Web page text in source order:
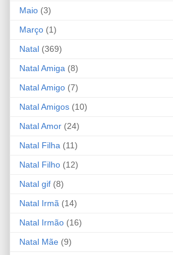
Maio (3)
Março (1)
Natal (369)
Natal Amiga (8)
Natal Amigo (7)
Natal Amigos (10)
Natal Amor (24)
Natal Filha (11)
Natal Filho (12)
Natal gif (8)
Natal Irmã (14)
Natal Irmão (16)
Natal Mãe (9)